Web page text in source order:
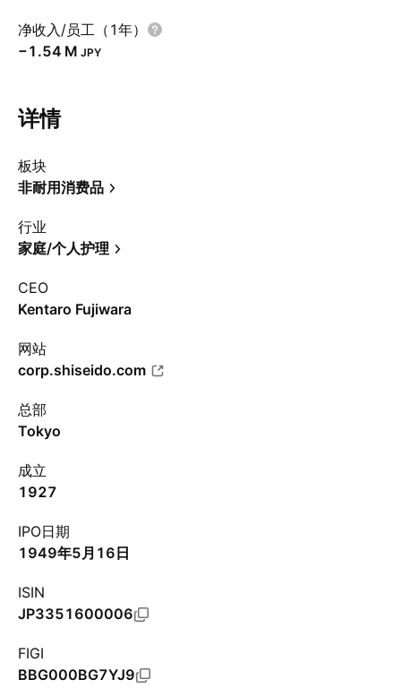
净收入/员工（1年）
‪−1.54 M‬ JPY
详情
板块
非耐用消费品
行业
家庭/个人护理
CEO
Kentaro Fujiwara
网站
corp.shiseido.com
总部
Tokyo
成立
1927
IPO日期
1949年5月16日
ISIN
JP3351600006
FIGI
BBG000BG7YJ9